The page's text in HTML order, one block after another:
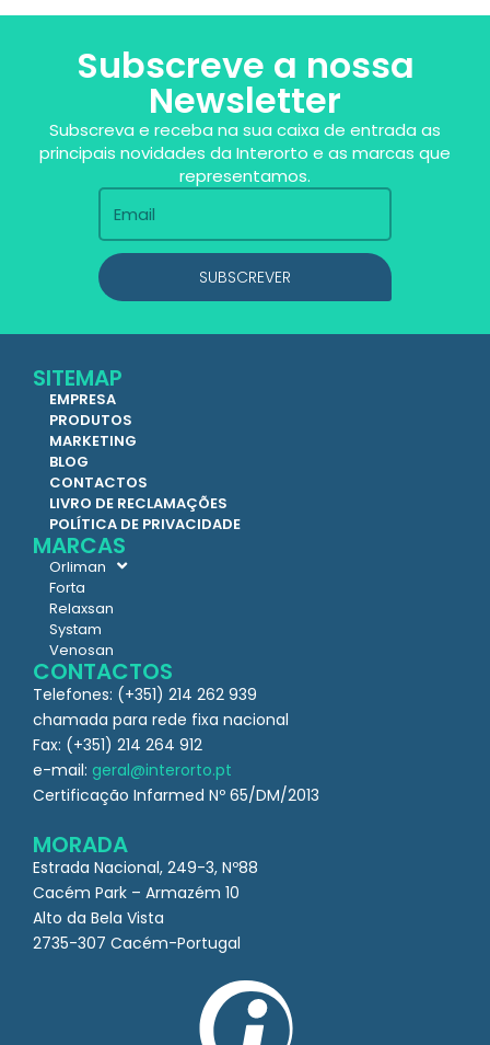
Subscreve a nossa
Newsletter
Subscreva e receba na sua caixa de entrada as
principais novidades da Interorto e as marcas que
representamos.
SUBSCREVER
SITEMAP
EMPRESA
PRODUTOS
MARKETING
BLOG
CONTACTOS
LIVRO DE RECLAMAÇÕES
POLÍTICA DE PRIVACIDADE
MARCAS
Orliman
Forta
Relaxsan
Systam
Venosan
CONTACTOS
Telefones: (+351) 214 262 939
chamada para rede fixa nacional
Fax: (+351) 214 264 912
e-mail: geral@interorto.pt
Certificação Infarmed Nº 65/DM/2013
MORADA
Estrada Nacional, 249-3, Nº88
Cacém Park – Armazém 10
Alto da Bela Vista
2735-307 Cacém-Portugal